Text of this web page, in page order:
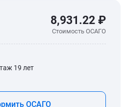
8,931.22 ₽
Стоимость ОСАГО
19 лет
ОСАГО